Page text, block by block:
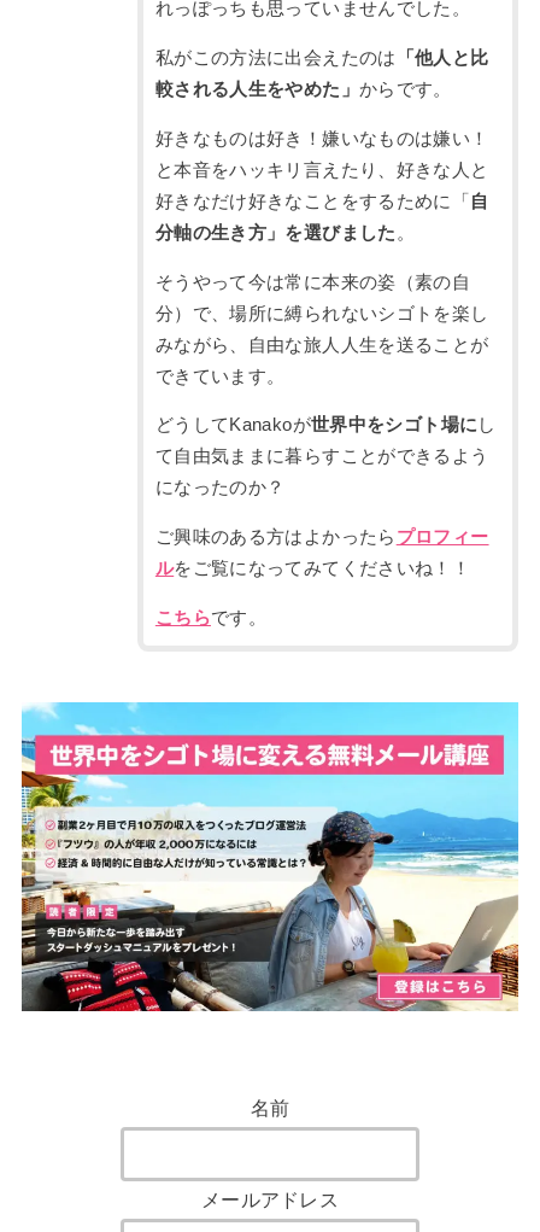
れっぽっちも思っていませんでした。
私がこの方法に出会えたのは
「他人と比
較される人生をやめた」 からです。
好きなものは好き！嫌いなものは嫌い！
と本音をハッキリ言えたり、好きな人と
好きなだけ好きなことをするために「 自
分軸の生き方」を選びました 。
そうやって今は常に本来の姿（素の自
分）で、場所に縛られないシゴトを楽し
みながら、自由な旅人人生を送ることが
できています。
どうしてKanakoが世界中をシゴト場に し
て自由気ままに暮らすことができるよう
になったのか？
ご興味のある方はよかったら プロフィー
ルをご覧になってみてくださいね！！
こちらです。
名前
メールアドレス